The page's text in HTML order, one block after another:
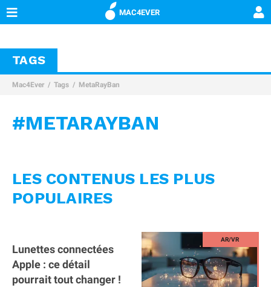
MAC4EVER
TAGS
Mac4Ever Tags MetaRayBan
#METARAYBAN
LES CONTENUS LES PLUS
POPULAIRES
Lunettes connectées
Apple : ce détail
pourrait tout changer !